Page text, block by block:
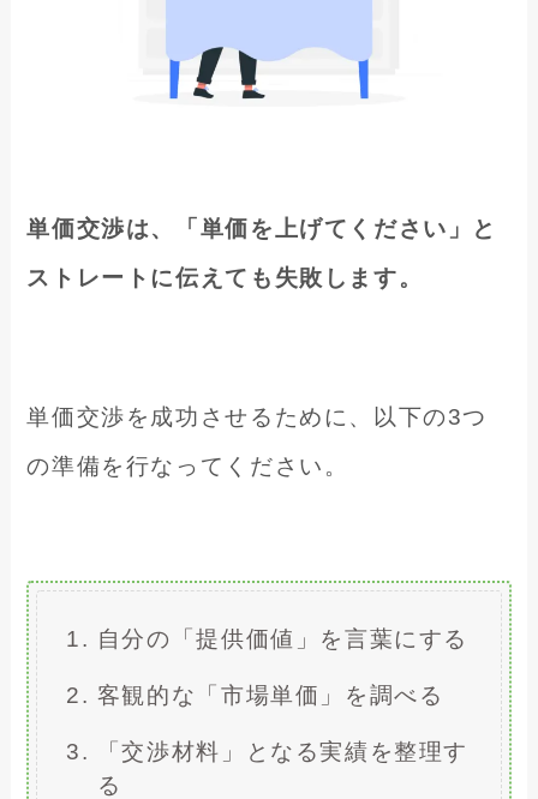
単価交渉は、「単価を上げてください」と
ストレートに伝えても失敗します。
単価交渉を成功させるために、以下の3つ
の準備を行なってください。
自分の「提供価値」を言葉にする
客観的な「市場単価」を調べる
「交渉材料」となる実績を整理す
る